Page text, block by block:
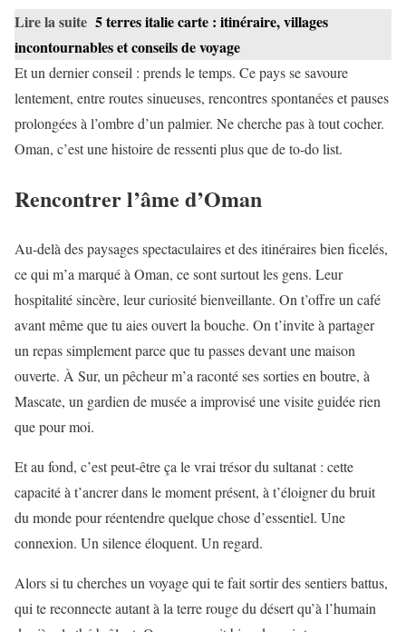
Lire la suite 5 terres italie carte : itinéraire, villages
incontournables et conseils de voyage
Et un dernier conseil : prends le temps. Ce pays se savoure
lentement, entre routes sinueuses, rencontres spontanées et pauses
prolongées à l’ombre d’un palmier. Ne cherche pas à tout cocher.
Oman, c’est une histoire de ressenti plus que de to-do list.
Rencontrer l’âme d’Oman
Au-delà des paysages spectaculaires et des itinéraires bien ficelés,
ce qui m’a marqué à Oman, ce sont surtout les gens. Leur
hospitalité sincère, leur curiosité bienveillante. On t’offre un café
avant même que tu aies ouvert la bouche. On t’invite à partager
un repas simplement parce que tu passes devant une maison
ouverte. À Sur, un pêcheur m’a raconté ses sorties en boutre, à
Mascate, un gardien de musée a improvisé une visite guidée rien
que pour moi.
Et au fond, c’est peut-être ça le vrai trésor du sultanat : cette
capacité à t’ancrer dans le moment présent, à t’éloigner du bruit
du monde pour réentendre quelque chose d’essentiel. Une
connexion. Un silence éloquent. Un regard.
Alors si tu cherches un voyage qui te fait sortir des sentiers battus,
qui te reconnecte autant à la terre rouge du désert qu’à l’humain